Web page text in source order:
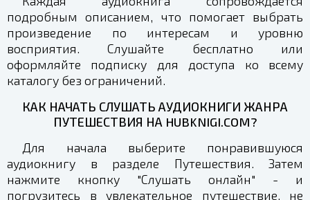
подробным описанием, что помогает выбрать
произведение по интересам и уровню
восприятия. Слушайте бесплатно или
оформляйте подписку для доступа ко всему
каталогу без ограничений.
КАК НАЧАТЬ СЛУШАТЬ АУДИОКНИГИ ЖАНРА
ПУТЕШЕСТВИЯ НА HUBKNIGI.COM?
Для начала выберите понравившуюся
аудиокнигу в разделе Путешествия. Затем
нажмите кнопку "Слушать онлайн" - и
погрузитесь в увлекательное путешествие, не